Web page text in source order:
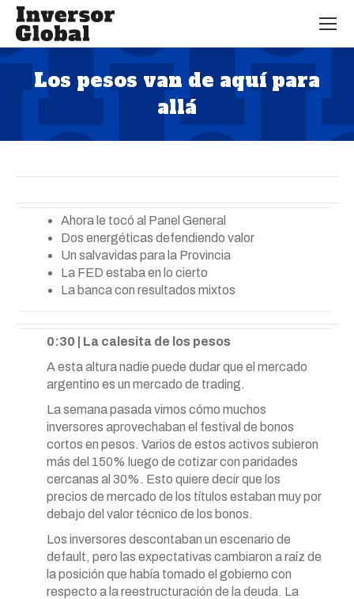
Los pesos van de aquí para
allá
Estás aquí:
Ahora le tocó al Panel General
Dos energéticas defendiendo valor
Un salvavidas para la Provincia
La FED estaba en lo cierto
La banca con resultados mixtos
0:30 | La calesita de los pesos
A esta altura nadie puede dudar que el mercado
argentino es un mercado de trading.
La semana pasada vimos cómo muchos
inversores aprovechaban el festival de bonos
cortos en pesos. Varios de estos activos subieron
más del 150% luego de cotizar con paridades
cercanas al 30%. Esto quiere decir que los
precios de mercado de los títulos estaban muy por
debajo del valor técnico de los bonos.
Los inversores descontaban un escenario de
default, pero las expectativas cambiaron a raíz de
la posición que había tomado el gobierno con
respecto a la reestructuración de la deuda. La